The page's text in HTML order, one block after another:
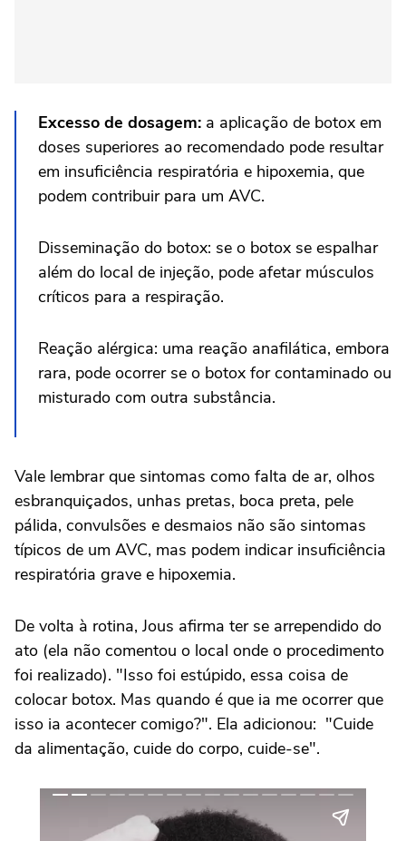
Excesso de dosagem: a aplicação de botox em
doses superiores ao recomendado pode resultar
em insuficiência respiratória e hipoxemia, que
podem contribuir para um AVC.
Disseminação do botox: se o botox se espalhar
além do local de injeção, pode afetar músculos
críticos para a respiração.
Reação alérgica: uma reação anafilática, embora
rara, pode ocorrer se o botox for contaminado ou
misturado com outra substância.
Vale lembrar que sintomas como falta de ar, olhos
esbranquiçados, unhas pretas, boca preta, pele
pálida, convulsões e desmaios não são sintomas
típicos de um AVC, mas podem indicar insuficiência
respiratória grave e hipoxemia.
De volta à rotina, Jous afirma ter se arrependido do
ato (ela não comentou o local onde o procedimento
foi realizado). "Isso foi estúpido, essa coisa de
colocar botox. Mas quando é que ia me ocorrer que
isso ia acontecer comigo?". Ela adicionou: "Cuide
da alimentação, cuide do corpo, cuide-se".